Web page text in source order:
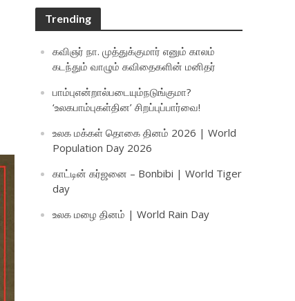
Trending
கவிஞர் நா. முத்துக்குமார் எனும் காலம்
கடந்தும் வாழும் கவிதைகளின் மனிதர்
பாம்புஎன்றால்படையும்நடுங்குமா?
‘உலகபாம்புகள்தின’ சிறப்புப்பார்வை!
உலக மக்கள் தொகை தினம் 2026 | World
Population Day 2026
காட்டின் கர்ஜனை – Bonbibi | World Tiger
day
உலக மழை தினம் | World Rain Day